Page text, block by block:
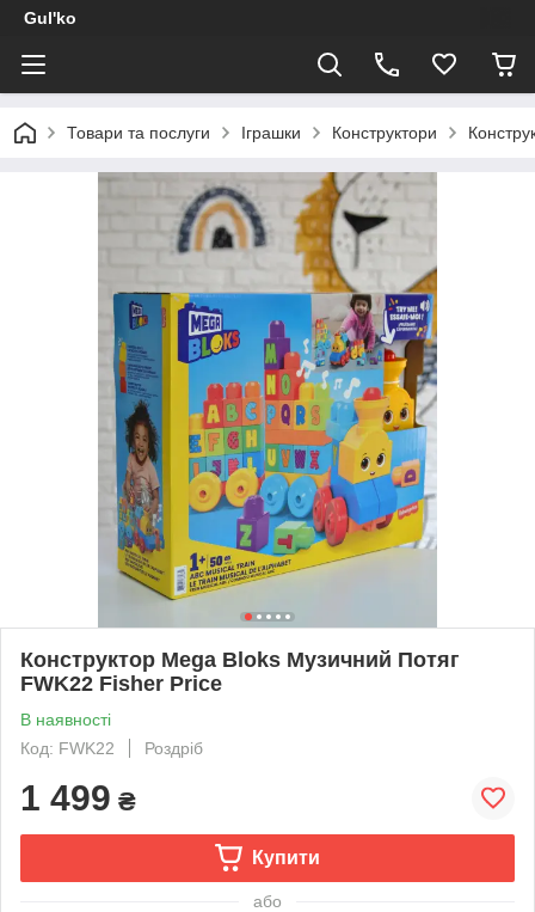
Gul'ko
Товари та послуги Іграшки Конструктори
Конструктор Mega Bloks Музичний Потяг
FWK22 Fisher Price
В наявності
Код: FWK22
Роздріб
1 499 ₴
Купити
або